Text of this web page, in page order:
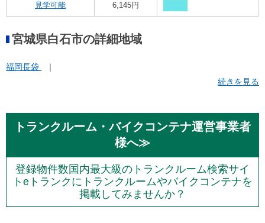
見学可能 6,145円
宮城県白石市の詳細地域
福岡長袋
続きを見る
トランクルーム・バイクコンテナ運営事業者
様へ≫
登録物件数国内最大級のトランクルーム検索サイ
トeトランクにトランクルームやバイクコンテナを
掲載してみませんか？